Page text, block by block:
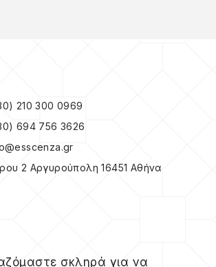
210 300 0969
694 756 3626
2 Αργυρούπολη 16451 Αθήνα
σκληρά για να